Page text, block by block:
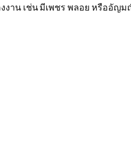
งาน เช่น มีเพชร พลอย หรืออัญ